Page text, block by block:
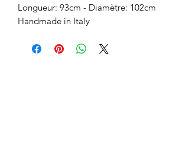
Longueur: 93cm - Diamètre: 102cm
Handmade in Italy